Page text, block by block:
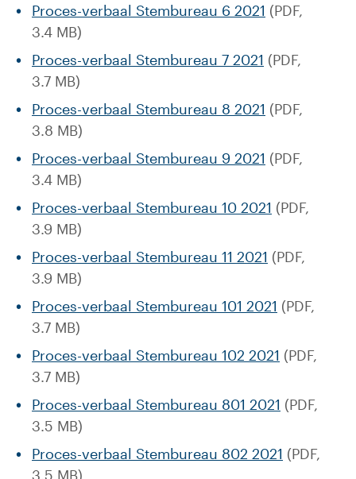
Proces-verbaal Stembureau 6 2021 (PDF,
3.4 MB)
Proces-verbaal Stembureau 7 2021 (PDF,
3.7 MB)
Proces-verbaal Stembureau 8 2021 (PDF,
3.8 MB)
Proces-verbaal Stembureau 9 2021 (PDF,
3.4 MB)
Proces-verbaal Stembureau 10 2021 (PDF,
3.9 MB)
Proces-verbaal Stembureau 11 2021 (PDF,
3.9 MB)
Proces-verbaal Stembureau 101 2021 (PDF,
3.7 MB)
Proces-verbaal Stembureau 102 2021 (PDF,
3.7 MB)
Proces-verbaal Stembureau 801 2021 (PDF,
3.5 MB)
Proces-verbaal Stembureau 802 2021 (PDF,
3.5 MB)